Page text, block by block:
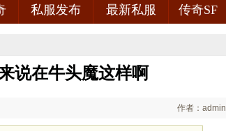
私服发布 最新私服 传奇SF
说在牛头魔这样啊
作者：admin